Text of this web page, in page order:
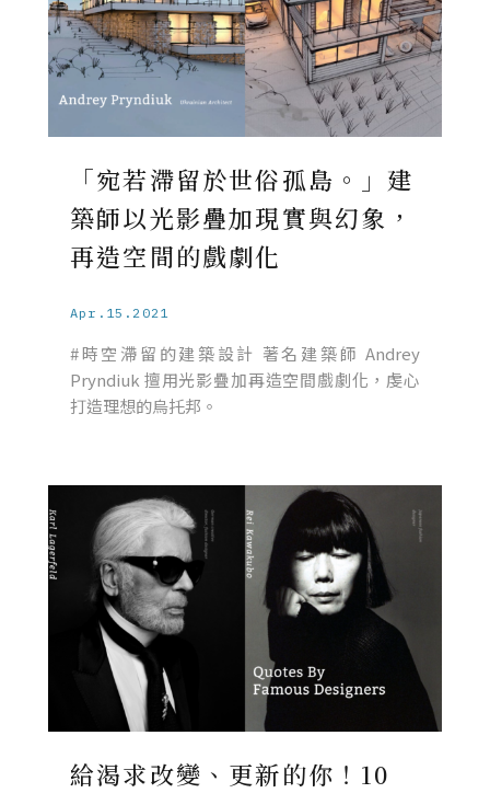
「宛若滯留於世俗孤島。」建
築師以光影疊加現實與幻象，
再造空間的戲劇化
Apr.15.2021
#時空滯留的建築設計 著名建築師 Andrey
Pryndiuk 擅用光影疊加再造空間戲劇化，虔心
打造理想的烏托邦。
給渴求改變、更新的你！10